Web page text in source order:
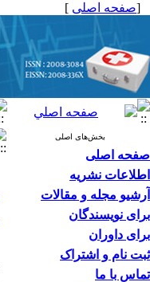
[صفحه اصلی ]
بخش‌های اصلی
صفحه اصلی
اطلاعات نشریه
آرشیو مجله و مقالات
برای نویسندگان
برای داوران
ثبت نام و اشتراک
تماس با ما